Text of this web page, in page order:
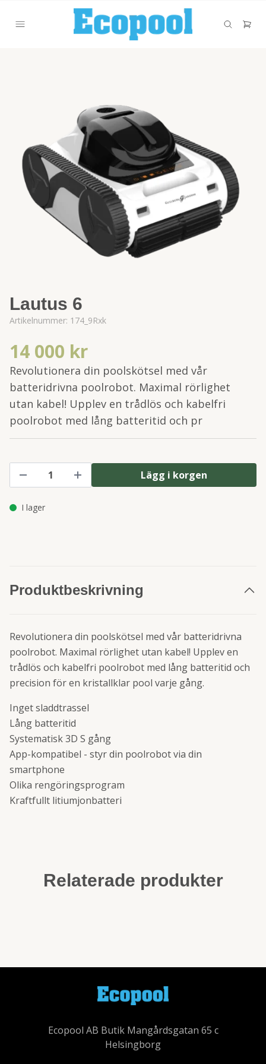
Lautus 6
Artikelnummer: 174_9Rxk
14 000 kr
Revolutionera din poolskötsel med vår
batteridrivna poolrobot. Maximal rörlighet
utan kabel! Upplev en trådlös och kabelfri
poolrobot med lång batteritid och pr
Lägg i korgen
I lager
Produktbeskrivning
Revolutionera din poolskötsel med vår batteridrivna
poolrobot. Maximal rörlighet utan kabel! Upplev en
trådlös och kabelfri poolrobot med lång batteritid och
precision för en kristallklar pool varje gång.
Inget sladdtrassel
Lång batteritid
Systematisk 3D S gång
App-kompatibel - styr din poolrobot via din
smartphone
Olika rengöringsprogram
Kraftfullt litiumjonbatteri
Relaterade produkter
Ecopool AB Butik Mangårdsgatan 65 c
Helsingborg